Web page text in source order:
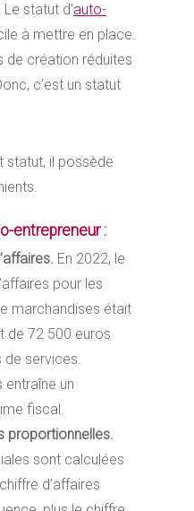
Le statut d’auto-
à mettre en place.
de création réduites
c’est un statut
statut, il possède
entrepreneur :
En 2022, le
pour les
marchandises était
de 72 500 euros
de services.
entraîne un
fiscal.
proportionnelles.
sont calculées
d’affaires